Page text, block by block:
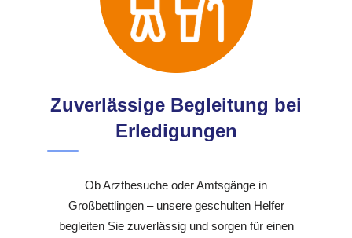
Zuverlässige Begleitung bei
Erledigungen
Ob Arztbesuche oder Amtsgänge in
Großbettlingen – unsere geschulten Helfer
begleiten Sie zuverlässig und sorgen für einen